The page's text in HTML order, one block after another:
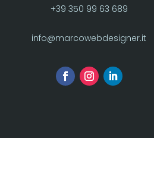
+39 350 99 63 689
info@marcowebdesigner.it